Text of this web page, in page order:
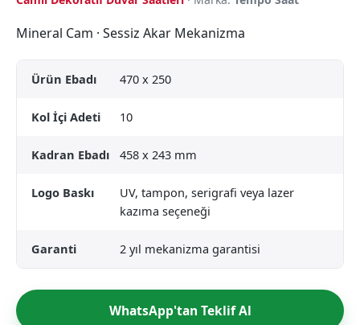
Mineral Cam · Sessiz Akar Mekanizma
Ürün Ebadı 470 x 250
Kol İçi Adeti 10
Kadran Ebadı 458 x 243 mm
Logo Baskı
UV, tampon, serigrafi veya lazer
kazıma seçeneği
Garanti 2 yıl mekanizma garantisi
WhatsApp'tan Teklif Al